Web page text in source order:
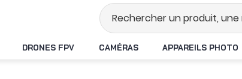
Stock en temps réel
DRONES FPV CAMÉRAS APPAREILS PHOTO